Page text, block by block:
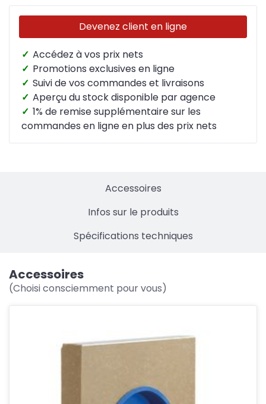
Devenez client en ligne
✓ Accédez à vos prix nets
✓ Promotions exclusives en ligne
✓ Suivi de vos commandes et livraisons
✓ Aperçu du stock disponible par agence
✓ 1% de remise supplémentaire sur les
commandes en ligne en plus des prix nets
Accessoires
Infos sur le produits
Spécifications techniques
Accessoires
(Choisi consciemment pour vous)